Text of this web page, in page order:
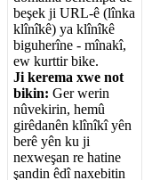
beşek ji URL-ê (lînka
klînîkê) ya klînîkê
biguherîne - mînakî,
ew kurttir bike.
Ji kerema xwe not
bikin: Ger werin
nûvekirin, hemû
girêdanên klînîkî yên
berê yên ku ji
nexweşan re hatine
şandin êdî naxebitin